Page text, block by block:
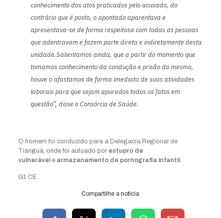
conhecimento dos atos praticados pelo acusado, do
contrário que é posto, o apontado aparentava e
apresentava-se de forma respeitosa com todas as pessoas
que adentravam e fazem parte direta e indiretamente desta
unidade.Salientamos ainda, que a partir do momento que
tomamos conhecimento da condução e prisão do mesmo,
houve o afastamos de forma imediata de suas atividades
laborais para que sejam apurados todos os fatos em
questão”, disse o Consórcio de Saúde.
O homem foi conduzido para a Delegacia Regional de
Tianguá, onde foi autuado por estupro de
vulnerável e armazenamento de pornografia infantil.
G1 CE
Compartilhe a notícia